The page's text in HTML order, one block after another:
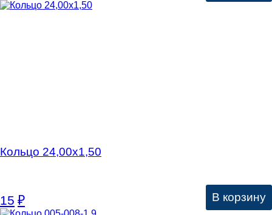
Кольцо 24,00х1,50
15 ₽ В корзину